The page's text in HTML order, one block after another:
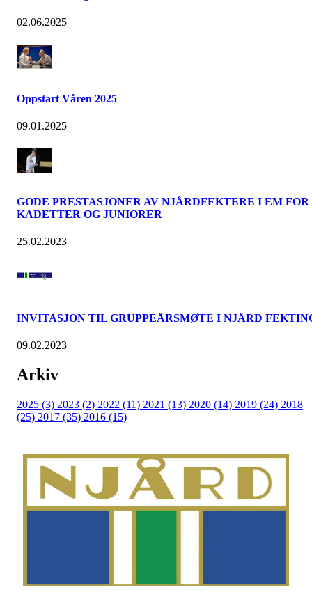
02.06.2025
Oppstart Våren 2025
09.01.2025
GODE PRESTASJONER AV NJÅRDFEKTERE I EM FOR
KADETTER OG JUNIORER
25.02.2023
INVITASJON TIL GRUPPEÅRSMØTE I NJÅRD
09.02.2023
Arkiv
2025 (3) 2023 (2) 2022 (11) 2021 (13) 2020 (14) 2019 (24) 2018
(25) 2017 (35) 2016 (15)